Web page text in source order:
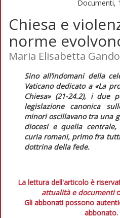
Documenti,
Chiesa e
norme
Maria Elisabetta
Sino all’indomani della
Vaticano dedicato a «La
Chiesa» (21-24.2), i due
legislazione canonica
minori oscillavano tra una
diocesi e quella
curia romani, primo fra
dottrina della fede.
La lettura dell'articolo è
attualità e documenti
Gli abbonati possono
abbonato.